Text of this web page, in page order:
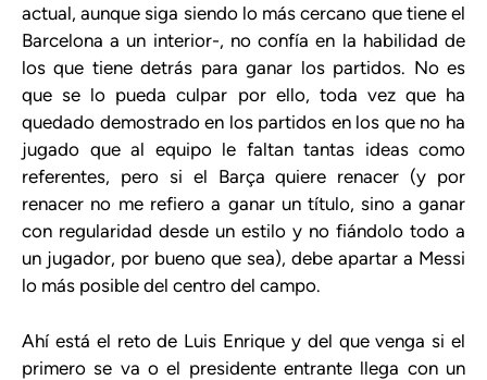
actual, aunque siga siendo lo más cercano que tiene el
Barcelona a un interior-, no confía en la habilidad de
los que tiene detrás para ganar los partidos. No es
que se lo pueda culpar por ello, toda vez que ha
quedado demostrado en los partidos en los que no ha
jugado que al equipo le faltan tantas ideas como
referentes, pero si el Barça quiere renacer (y por
renacer no me refiero a ganar un título, sino a ganar
con regularidad desde un estilo y no fiándolo todo a
un jugador, por bueno que sea), debe apartar a Messi
lo más posible del centro del campo.
Ahí está el reto de Luis Enrique y del que venga si el
primero se va o el presidente entrante llega con un